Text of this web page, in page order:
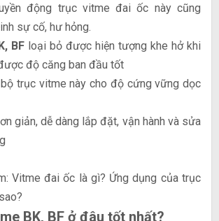
động trục vitme đai ốc này cũng
sự cố, hư hỏng.
BF loại bỏ được hiện tượng khe hở khi
độ căng ban đầu tốt
vitme này cho độ cứng vững dọc
dễ dàng lắp đặt, vận hành và sửa
Vitme đai ốc là gì? Ứng dụng của trục
BK, BF ở đâu tốt nhất?